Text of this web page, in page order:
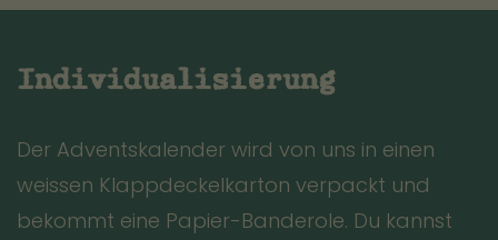
Individualisierung
Der Adventskalender wird von uns in einen
weissen Klappdeckelkarton verpackt und
bekommt eine Papier-Banderole. Du kannst